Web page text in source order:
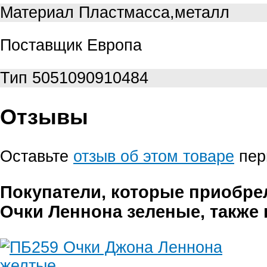
Материал Пластмасса,металл
Поставщик Европа
Тип 5051090910484
Отзывы
Оставьте отзыв об этом товаре
Покупатели, которые
Очки Леннона зеленые, также